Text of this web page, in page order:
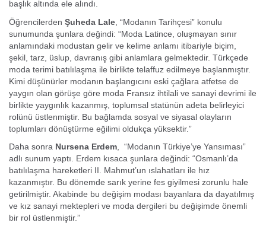
başlık altında ele alındı.
Öğrencilerden Şuheda Lale , “Modanın Tarihçesi” konulu
sunumunda şunlara değindi: “Moda Latince, oluşmayan sınır
anlamındaki modustan gelir ve kelime anlamı itibariyle biçim,
şekil, tarz, üslup, davranış gibi anlamlara gelmektedir. Türkçede
moda terimi batılılaşma ile birlikte telaffuz edilmeye başlanmıştır.
Kimi düşünürler modanın başlangıcını eski çağlara atfetse de
yaygın olan görüşe göre moda Fransız ihtilali ve sanayi devrimi ile
birlikte yaygınlık kazanmış, toplumsal statünün adeta belirleyici
rolünü üstlenmiştir. Bu bağlamda sosyal ve siyasal olayların
toplumları dönüştürme eğilimi oldukça yüksektir.”
Daha sonra Nursena Erdem , “Modanın Türkiye’ye Yansıması”
adlı sunum yaptı. Erdem kısaca şunlara değindi: “Osmanlı’da
batılılaşma hareketleri II. Mahmut’un ıslahatları ile hız
kazanmıştır. Bu dönemde sarık yerine fes giyilmesi zorunlu hale
getirilmiştir. Akabinde bu değişim modası bayanlara da dayatılmış
ve kız sanayi mektepleri ve moda dergileri bu değişimde önemli
bir rol üstlenmiştir.”